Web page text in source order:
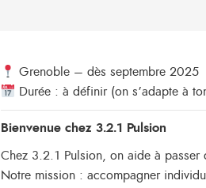
Grenoble – dès septembre 2025
Durée : à définir (on s’adapte à
Bienvenue chez 3.2.1 Pulsion
Chez 3.2.1 Pulsion, on aide à passer
Notre mission : accompagner